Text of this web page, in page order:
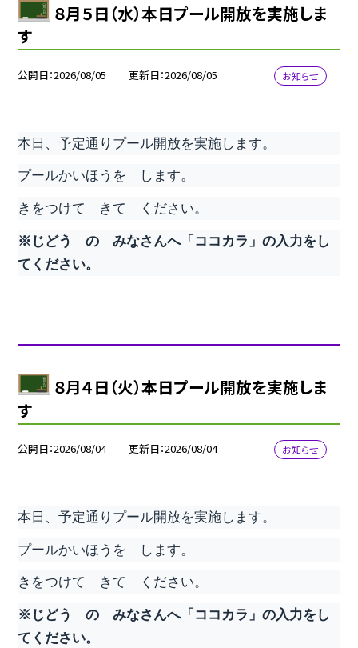
８月５日（水）本日プール開放を実施しま
す
公開日 2026/08/05 更新日 2026/08/05 お知らせ
本日、予定通りプール開放を実施します。
プールかいほうを します。
きをつけて きて ください。
※じどう の みなさんへ「ココカラ」の入力をし
てください。
８月４日（火）本日プール開放を実施しま
す
公開日 2026/08/04 更新日 2026/08/04 お知らせ
本日、予定通りプール開放を実施します。
プールかいほうを します。
きをつけて きて ください。
※じどう の みなさんへ「ココカラ」の入力をし
てください。